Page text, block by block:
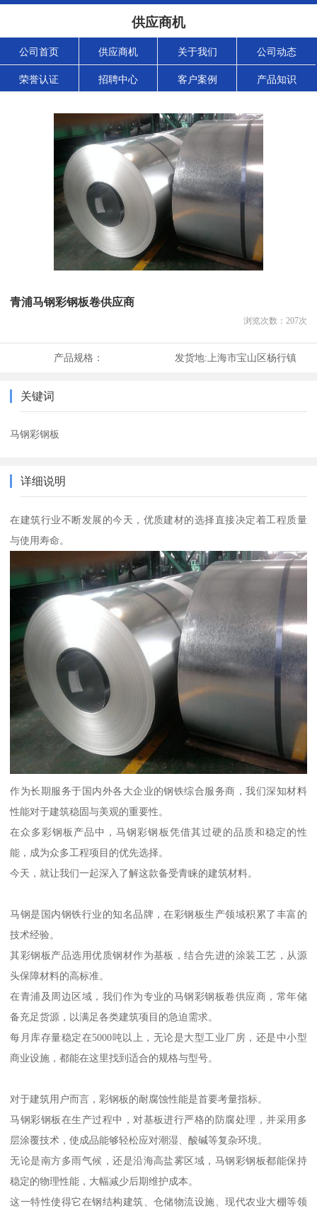
供应商机
公司首页 供应商机 关于我们 公司动态
荣誉认证 招聘中心 客户案例 产品知识
青浦马钢彩钢板卷供应商
浏览次数： 207次
产品规格： 发货地: 上海市宝山区杨行镇
关键词
马钢彩钢板
详细说明
在建筑行业不断发展的今天，优质建材的选择直接决定着工程质量
与使用寿命。
作为长期服务于国内外各大企业的钢铁综合服务商，我们深知材料
性能对于建筑稳固与美观的重要性。
在众多彩钢板产品中，马钢彩钢板凭借其过硬的品质和稳定的性
能，成为众多工程项目的优先选择。
今天，就让我们一起深入了解这款备受青睐的建筑材料。
马钢是国内钢铁行业的知名品牌，在彩钢板生产领域积累了丰富的
技术经验。
其彩钢板产品选用优质钢材作为基板，结合先进的涂装工艺，从源
头保障材料的高标准。
在青浦及周边区域，我们作为专业的马钢彩钢板卷供应商，常年储
备充足货源，以满足各类建筑项目的急迫需求。
每月库存量稳定在5000吨以上，无论是大型工业厂房，还是中小型
商业设施，都能在这里找到适合的规格与型号。
对于建筑用户而言，彩钢板的耐腐蚀性能是首要考量指标。
马钢彩钢板在生产过程中，对基板进行严格的防腐处理，并采用多
层涂覆技术，使成品能够轻松应对潮湿、酸碱等复杂环境。
无论是南方多雨气候，还是沿海高盐雾区域，马钢彩钢板都能保持
稳定的物理性能，大幅减少后期维护成本。
这一特性使得它在钢结构建筑、仓储物流设施、现代农业大棚等领